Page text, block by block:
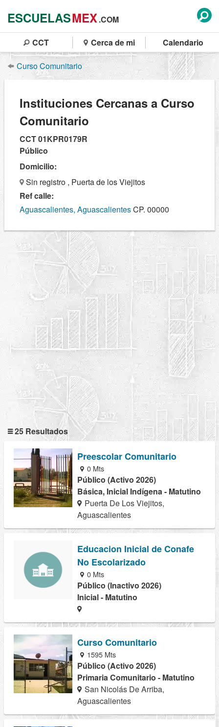
ESCUELASMEX.COM
CCT Cerca de mi Calendario
Curso Comunitario
Instituciones Cercanas a Curso
Comunitario
CCT 01KPR0179R
Público
Domicilio:
Sin registro , Puerta de los Viejitos
Ref calle:
Aguascalientes, AguascalientesCP. 00000
25 Resultados
Preescolar Comunitario
0 Mts
Público (Activo 2026)
Básica, Inicial Indígena - Matutino
Puerta De Los Viejitos,
Aguascalientes
Educacion Inicial de Conafe
No Escolarizado
0 Mts
Público (Inactivo 2026)
Inicial - Matutino
Curso Comunitario
1595 Mts
Público (Activo 2026)
Primaria Comunitario - Matutino
San Nicolás De Arriba,
Aguascalientes